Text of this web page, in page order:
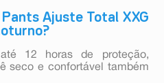
Ajuste Total XXG
12 horas de proteção,
seco e confortável também